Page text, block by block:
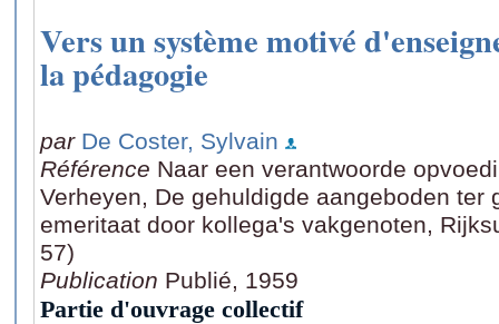
Vers un système motivé
la pédagogie
par De Coster, Sylvain
Référence Naar een verantwoorde
Verheyen, De gehuldigde aangeboden ter
emeritaat door kollega's vakgenoten,
57)
Publication Publié, 1959
Partie d'ouvrage collectif